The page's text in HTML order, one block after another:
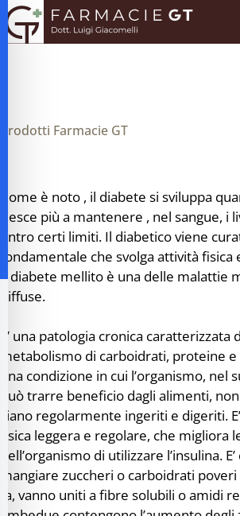
Prodotti Farmacie GT
Come è noto , il diabete si sviluppa
riesce più a mantenere , nel sangue, i
entro certi limiti. Il diabetico viene
fondamentale che svolga attività fisica
Il diabete mellito è una delle malattie
diffuse.
E’ una patologia cronica caratterizzata
metabolismo di carboidrati, proteine
una condizione in cui l’organismo, nel
può trarre beneficio dagli alimenti,
siano regolarmente ingeriti e digeriti.
fisica leggera e regolare, che migliora
dell’organismo di utilizzare l’insulina.
mangiare zuccheri o carboidrati
fa, vanno uniti a fibre solubili o amidi
sicuro per crisi
adatta per ADHD
per cecità